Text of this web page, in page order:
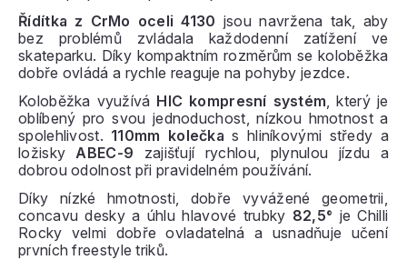
Řídítka z CrMo oceli 4130 jsou navržena tak, aby
bez problémů zvládala každodenní zatížení ve
skateparku. Díky kompaktním rozměrům se koloběžka
dobře ovládá a rychle reaguje na pohyby jezdce.
Koloběžka využívá HIC kompresní systém, který je
oblíbený pro svou jednoduchost, nízkou hmotnost a
spolehlivost. 110mm kolečka s hliníkovými středy a
ložiskyABEC-9 zajišťují rychlou, plynulou jízdu a
dobrou odolnost při pravidelném používání.
Díky nízké hmotnosti, dobře vyvážené geometrii,
concavu desky a úhlu hlavové trubky 82,5° je Chilli
Rocky velmi dobře ovladatelná a usnadňuje učení
prvních freestyle triků.